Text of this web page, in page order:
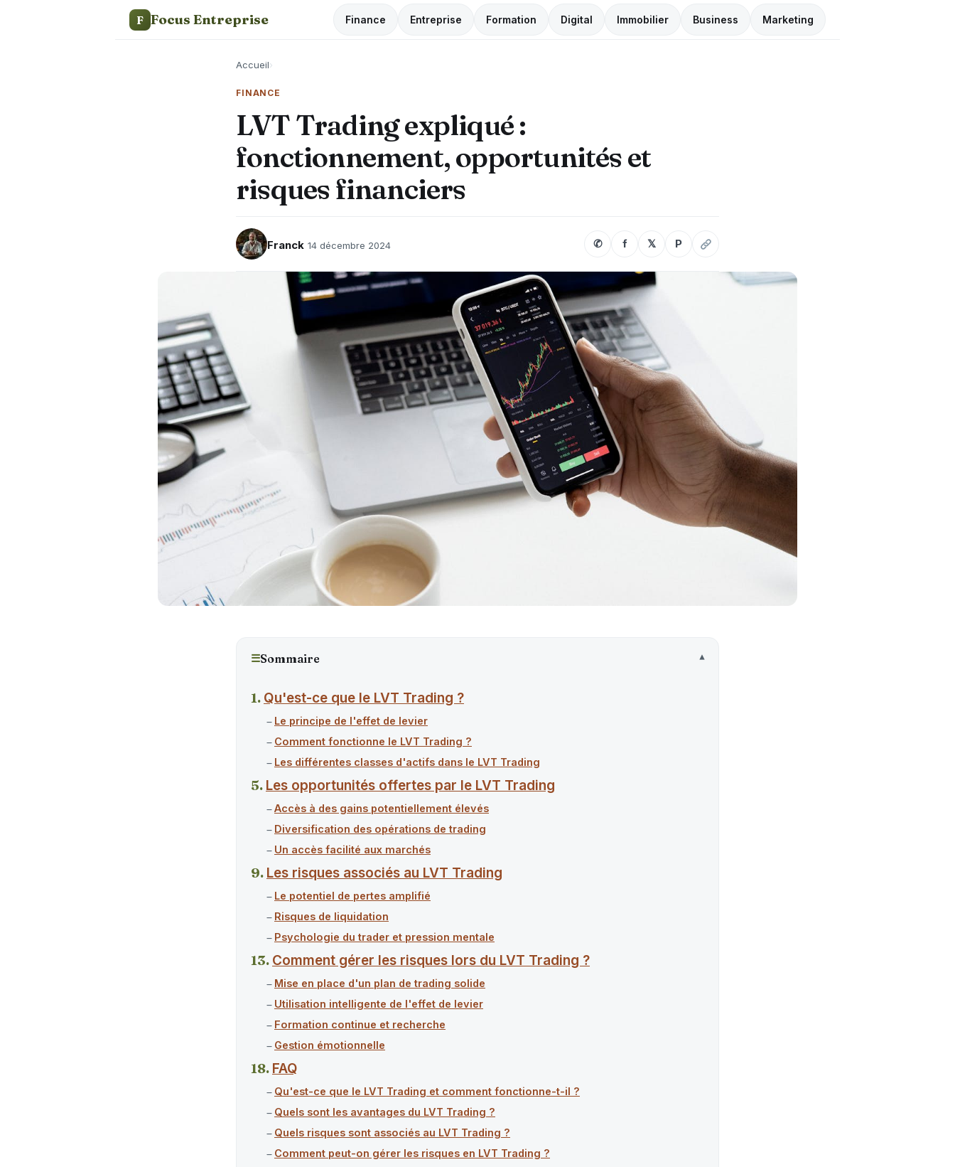
F Focus Entreprise Finance Entreprise Formation Digital Immobilier Business Marketing
Accueil›
FINANCE
LVT Trading expliqué :
fonctionnement, opportunités et
risques financiers
Franck 14 décembre 2024 ✆ f 𝕏 P
☰Sommaire
Qu'est-ce que le LVT Trading ?
Le principe de l'effet de levier
Comment fonctionne le LVT Trading ?
Les différentes classes d'actifs dans le LVT Trading
Les opportunités offertes par le LVT Trading
Accès à des gains potentiellement élevés
Diversification des opérations de trading
Un accès facilité aux marchés
Les risques associés au LVT Trading
Le potentiel de pertes amplifié
Risques de liquidation
Psychologie du trader et pression mentale
Comment gérer les risques lors du LVT Trading ?
Mise en place d'un plan de trading solide
Utilisation intelligente de l'effet de levier
Formation continue et recherche
Gestion émotionnelle
FAQ
Qu'est-ce que le LVT Trading et comment fonctionne-t-il ?
Quels sont les avantages du LVT Trading ?
Quels risques sont associés au LVT Trading ?
Comment peut-on gérer les risques en LVT Trading ?